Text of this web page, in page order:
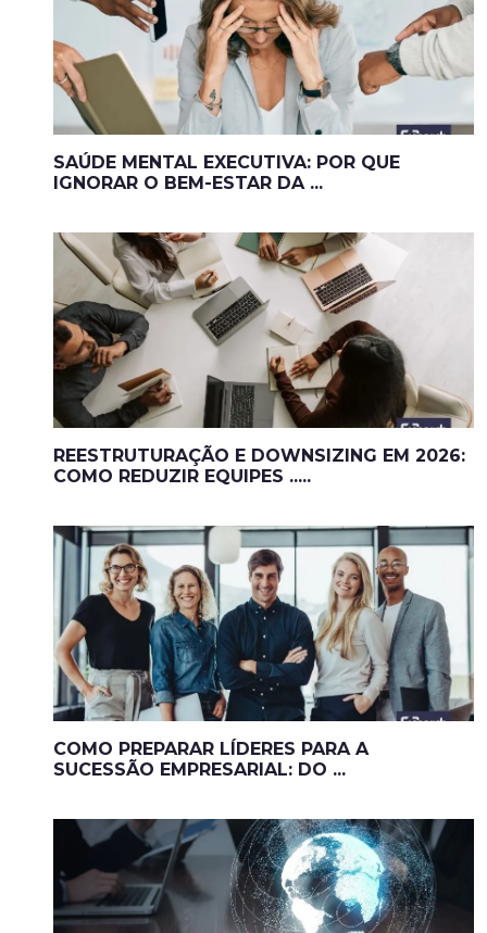
SAÚDE MENTAL EXECUTIVA: POR QUE
IGNORAR O BEM-ESTAR DA ...
REESTRUTURAÇÃO E DOWNSIZING EM 2026:
COMO REDUZIR EQUIPES .....
COMO PREPARAR LÍDERES PARA A
SUCESSÃO EMPRESARIAL: DO ...